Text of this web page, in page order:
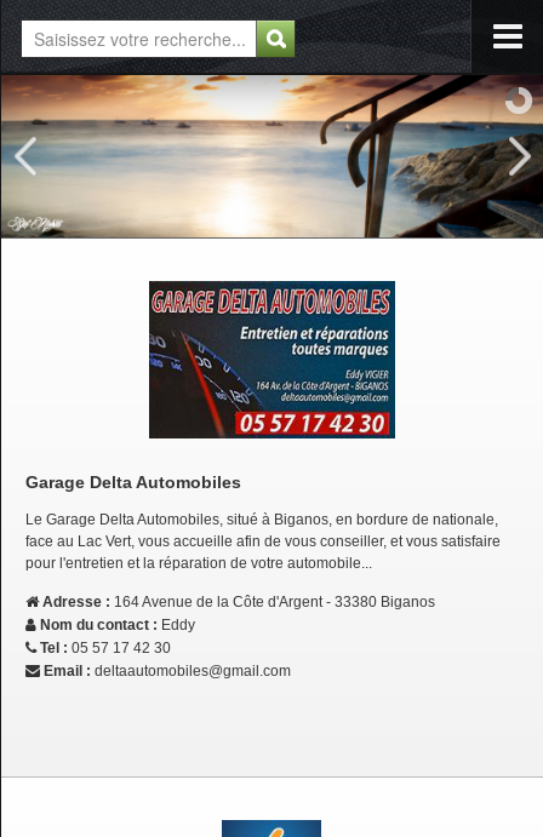
Garage Delta Automobiles
Le Garage Delta Automobiles, situé à Biganos, en bordure de nationale,
face au Lac Vert, vous accueille afin de vous conseiller, et vous satisfaire
pour l'entretien et la réparation de votre automobile...
Adresse : 164 Avenue de la Côte d'Argent - 33380 Biganos
Nom du contact : Eddy
Tel : 05 57 17 42 30
Email : deltaautomobiles@gmail.com